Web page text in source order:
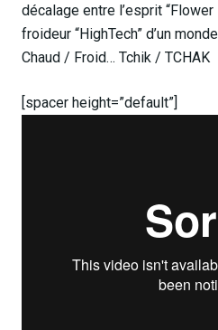
décalage entre l’esprit
froideur “HighTech” d’un
Chaud / Froid… Tchik / TCHAK
[spacer height=”default”]